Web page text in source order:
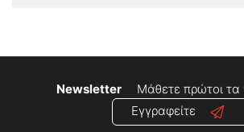
Newsletter
Μάθετε πρώτοι τα
Εγγραφείτε